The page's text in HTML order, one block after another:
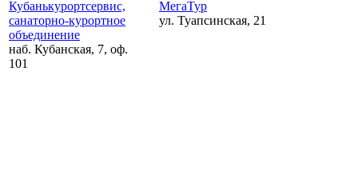
Кубанькурортсервис,
санаторно-курортное
объединение
наб. Кубанская, 7, оф.
101
МегаТур
ул. Туапсинская, 21